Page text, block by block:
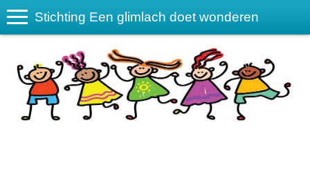
Stichting Een glimlach doet wonderen